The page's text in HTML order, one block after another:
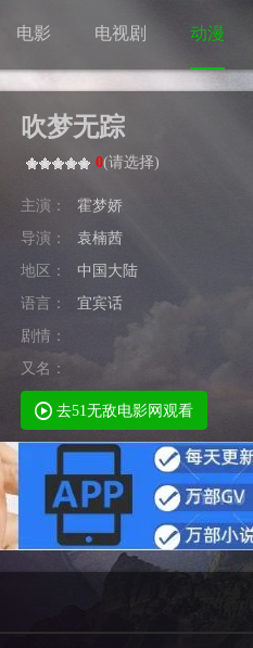
电影 电视剧 动漫
吹梦无踪
0(请选择)
主演：
霍梦娇
导演：
袁楠茜
地区：
中国大陆
语言：
宜宾话
剧情：
又名：
去51无敌电影网观看